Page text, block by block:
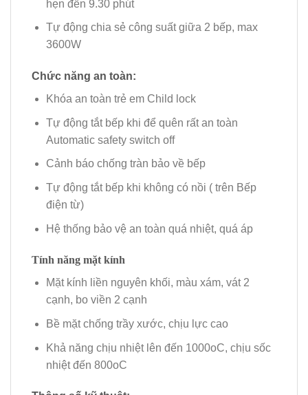
hẹn đến 9.30 phút
Tự động chia sẻ công suất giữa 2 bếp, max
3600W
Chức năng an toàn:
Khóa an toàn trẻ em Child lock
Tự động tắt bếp khi để quên rất an toàn
Automatic safety switch off
Cảnh báo chống tràn bảo về bếp
Tự động tắt bếp khi không có nồi ( trên Bếp
điện từ)
Hệ thống bảo vệ an toàn quá nhiệt, quá áp
Tính năng mặt kính
Mặt kính liền nguyên khối, màu xám, vát 2
cạnh, bo viền 2 cạnh
Bề mặt chống trầy xước, chịu lực cao
Khả năng chịu nhiệt lên đến 1000oC, chịu sốc
nhiệt đến 800oC